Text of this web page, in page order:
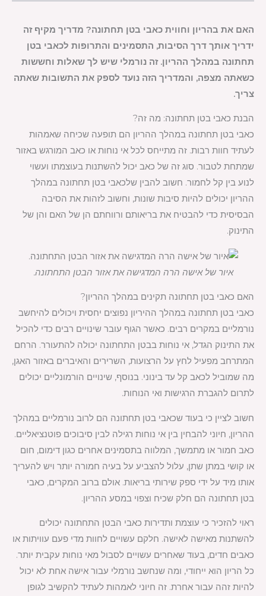
האם את בהריון וחווית כאבי בטן תחתונה? מדריך מקיף זה
ידריך אותך דרך הסיבות, התסמינים והתרופות לכאבי בטן
תחתונה במהלך ההריון. זה נורמלי שיש לך שאלות וחששות
כשאתה מצפה, והמדריך הזה נועד לספק את התשובות שאתה
צריך.
הבנת כאבי בטן תחתונה: מה זה?
כאבי בטן תחתונה במהלך ההריון הם תופעה שכיחה שאמהות
לעתיד חוות רבות. זה מתייחס לכל אי נוחות או כאב המורגש באזור
שמתחת לטבור. סוג זה של כאב יכול להשתנות בעוצמתו ועשוי
לנוע בין קל לחמור. חשוב להבין שלכאבי בטן תחתונה במהלך
ההריון יכולים להיות סיבות שונות, וחשוב לזהות את הסיבה
הבסיסית כדי להבטיח את בריאותם ורווחתם הן של האם והן של
התינוק.
איור של אישה הרה המדגישה את אזור הבטן התחתונה.
האם כאבי בטן תחתונה תקינים במהלך ההריון?
כאבי בטן תחתונה במהלך ההיריון נפוצים יחסית ויכולים להיחשב
נורמליים במקרים רבים. כאשר הגוף עובר שינויים רבים כדי להכיל
את התינוק הגדל, אי נוחות בבטן התחתונה יכולה להתעורר. הרחם
המתרחב מפעיל לחץ על הרצועות, השרירים והאיברים באזור האגן,
מה שמוביל לכאב קל עד בינוני. בנוסף, שינויים הורמונליים יכולים
לתרום להגברת הרגישות ואי הנוחות.
חשוב לציין כי בעוד שכאבי בטן תחתונה הם לרוב נורמליים במהלך
ההריון, חיוני להבחין בין אי נוחות רגילה לבין סיבוכים פוטנציאליים.
כאב חמור או מתמשך, המלווה בתסמינים אחרים כגון דימום, חום
או קושי במתן שתן, עלול להצביע על בעיה חמורה יותר ויש להעריך
אותו מיד על ידי ספק שירותי בריאות. אולם ברוב המקרים, כאבי
בטן תחתונה הם חלק שכיח וצפוי במסע ההריון.
ראוי להזכיר כי עוצמת ותדירות כאבי הבטן התחתונה יכולים
להשתנות מאישה לאישה. חלקם עשויים לחוות מדי פעם עוויתות או
כאבים חדים, בעוד שאחרים עשויים לסבול מאי נוחות עקבית יותר.
כל הריון הוא ייחודי, ומה שנחשב נורמלי עבור אישה אחת לא יכול
להיות זהה עבור אחרת. זה חיוני לאמהות לעתיד להקשיב לגופן